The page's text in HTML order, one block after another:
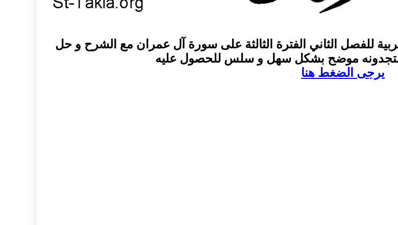
للفصل الثاني الفترة الثالثة على سورة آل عمران مع الشرح و حل
ستجدونه موضح بشكل سهل و سلس للحصول عليه
يرجى الضغط هنا